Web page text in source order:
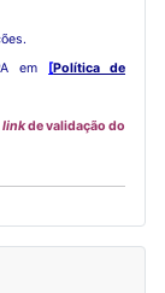
em
[Política de
linkde validação do